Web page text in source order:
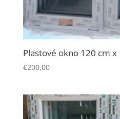
Plastové okno 120 cm x
€200,00